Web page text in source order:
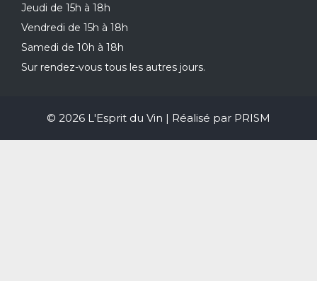
Jeudi de 15h à 18h
Vendredi de 15h à 18h
Samedi de 10h à 18h
Sur rendez-vous tous les autres jours.
© 2026 L'Esprit du Vin | Réalisé par PRISM